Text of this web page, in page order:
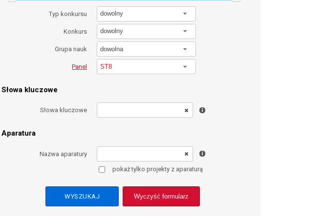
Typ konkursu dowolny
Konkurs dowolny
Grupa nauk dowolna
Panel ST8
Słowa kluczowe
Słowa kluczowe
Aparatura
Nazwa aparatury
pokaż tylko projekty z aparaturą
Wyczyść formularz